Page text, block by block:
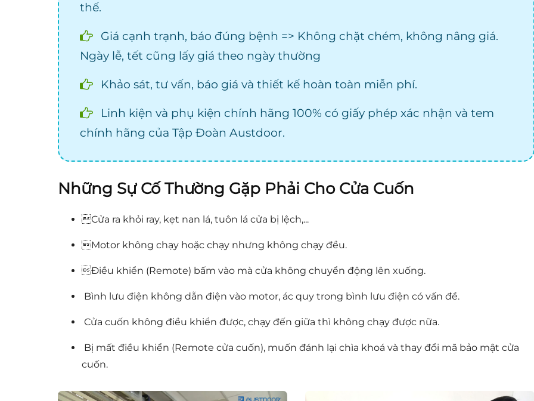
thế.
Giá cạnh trạnh, báo đúng bệnh => Không chặt chém, không nâng giá.
Ngày lễ, tết cũng lấy giá theo ngày thường
Khảo sát, tư vấn, báo giá và thiết kế hoàn toàn miễn phí.
Linh kiện và phụ kiện chính hãng 100% có giấy phép xác nhận và tem
chính hãng của Tập Đoàn Austdoor.
Những Sự Cố Thường Gặp Phải Cho Cửa Cuốn
Cửa ra khỏi ray, kẹt nan lá, tuôn lá cửa bị lệch,...
Motor không chạy hoặc chạy nhưng không chạy đều.
Điều khiển (Remote) bấm vào mà cửa không chuyển động lên xuống.
Bình lưu điện không dẫn điện vào motor, ác quy trong bình lưu điện có vấn đề.
Cửa cuốn không điều khiển được, chạy đến giữa thì không chạy được nữa.
Bị mất điều khiển (Remote cửa cuốn), muốn đánh lại chìa khoá và thay đổi mã bảo mật cửa
cuốn.